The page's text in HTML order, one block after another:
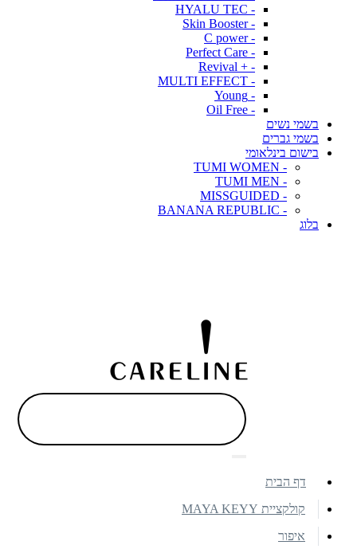
- HYALU TEC
- Skin Booster
- C power
- Perfect Care
- + Revival
- MULTI EFFECT
- Young
- Oil Free
בשמי נשים
בשמי גברים
בישום בינלאומי
- TUMI WOMEN
- TUMI MEN
- MISSGUIDED
- BANANA REPUBLIC
בלוג
דף הבית
קולקציית MAYA KEYY
איפור